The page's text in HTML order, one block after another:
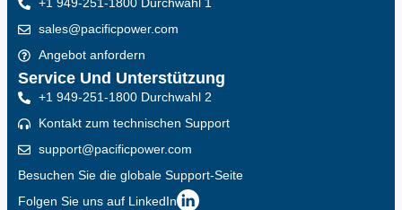
sales@pacificpower.com
Angebot anfordern
Service Und Unterstützung
+1 949-251-1800 Durchwahl 2
Kontakt zum technischen Support
support@pacificpower.com
Besuchen Sie die globale Support-Seite
Folgen Sie uns auf LinkedIn